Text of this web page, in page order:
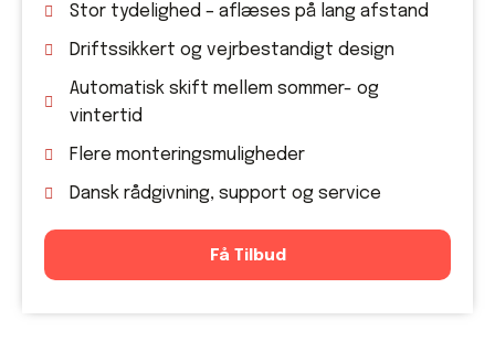
Stor tydelighed – aflæses på lang afstand
Driftssikkert og vejrbestandigt design
Automatisk skift mellem sommer- og
vintertid
Flere monteringsmuligheder
Dansk rådgivning, support og service
Få Tilbud